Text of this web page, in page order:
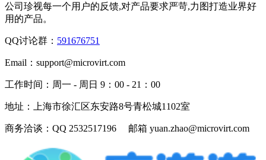
公司珍视每一个用户的反馈,对产品要求严苛,力图打造业界好
用的产品。
QQ讨论群： 591676751
Email： support@microvirt.com
工作时间： 周一 - 周日 9：00 - 21：00
地址： 上海市徐汇区东安路8号青松城1102室
商务洽谈： QQ 2532517196 邮箱 yuan.zhao@microvirt.com